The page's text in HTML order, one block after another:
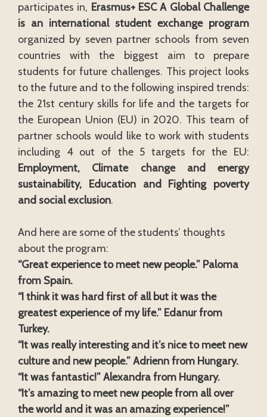
participates in, Erasmus+ ESC A Global Challenge
is an international student exchange program
organized by seven partner schools from seven
countries with the biggest aim to prepare
students for future challenges. This project looks
to the future and to the following inspired trends:
the 21st century skills for life and the targets for
the European Union (EU) in 2020. This team of
partner schools would like to work with students
including 4 out of the 5 targets for the EU:
Employment, Climate change and energy
sustainability, Education and Fighting poverty
and social exclusion.
And here are some of the students’ thoughts
about the program:
“Great experience to meet new people.” Paloma
from Spain.
“I think it was hard first of all but it was the
greatest experience of my life.” Edanur from
Turkey.
“It was really interesting and it’s nice to meet new
culture and new people.” Adrienn from Hungary.
“It was fantastic!” Alexandra from Hungary.
“It’s amazing to meet new people from all over
the world and it was an amazing experience!”